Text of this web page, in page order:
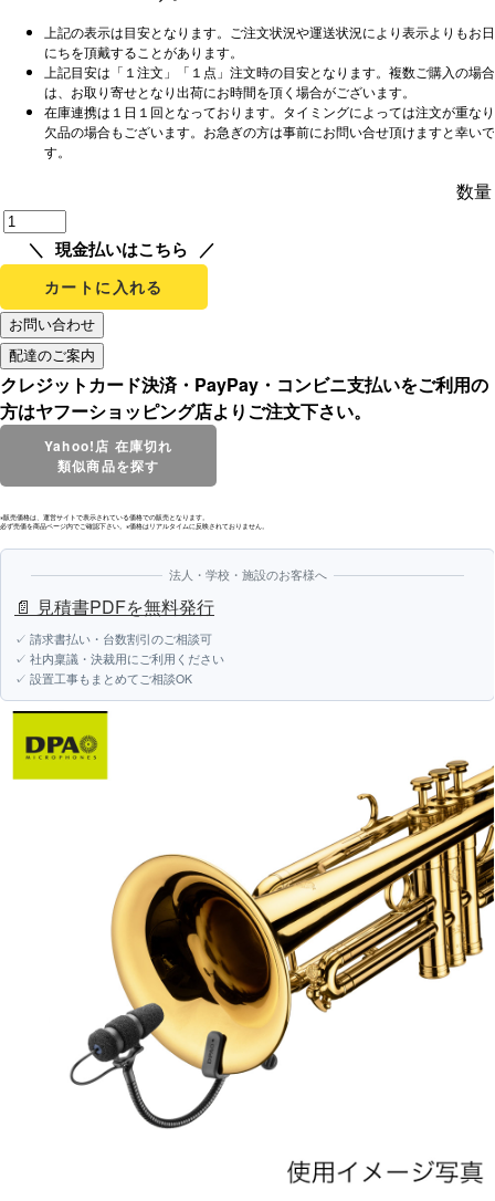
上記の表示は目安となります。ご注文状況や運送状況により表示よりもお日
にちを頂戴することがあります。
上記目安は「１注文」「１点」注文時の目安となります。複数ご購入の場合
は、お取り寄せとなり出荷にお時間を頂く場合がございます。
在庫連携は１日１回となっております。タイミングによっては注文が重なり
欠品の場合もございます。お急ぎの方は事前にお問い合せ頂けますと幸いで
す。
数量
現金払いはこちら
カートに入れる
クレジットカード決済・PayPay・コンビニ支払いをご利用の
方はヤフーショッピング店よりご注文下さい。
Yahoo!店 在庫切れ
類似商品を探す
※販売価格は、運営サイトで表示されている価格での販売となります。
必ず売価を商品ページ内でご確認下さい。※価格はリアルタイムに反映されておりません。
法人・学校・施設のお客様へ
📄 見積書PDFを無料発行
✓ 請求書払い・台数割引のご相談可
✓ 社内稟議・決裁用にご利用ください
✓ 設置工事もまとめてご相談OK